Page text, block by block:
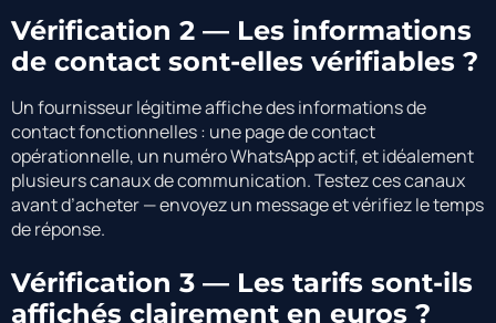
Vérification 2 — Les informations
de contact sont-elles vérifiables ?
Un fournisseur légitime affiche des informations de
contact fonctionnelles : une page de contact
opérationnelle, un numéro WhatsApp actif, et idéalement
plusieurs canaux de communication. Testez ces canaux
avant d’acheter — envoyez un message et vérifiez le temps
de réponse.
Vérification 3 — Les tarifs sont-ils
affichés clairement en euros ?